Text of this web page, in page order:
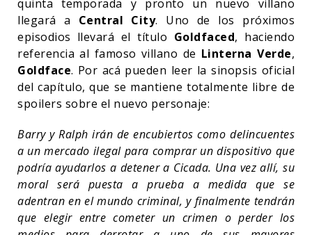
quinta temporada y pronto un nuevo villano
llegará a Central City. Uno de los próximos
episodios llevará el título Goldfaced, haciendo
referencia al famoso villano de Linterna Verde,
Goldface. Por acá pueden leer la sinopsis oficial
del capítulo, que se mantiene totalmente libre de
spoilers sobre el nuevo personaje:
Barry y Ralph irán de encubiertos como delincuentes
a un mercado ilegal para comprar un dispositivo que
podría ayudarlos a detener a Cicada. Una vez allí, su
moral será puesta a prueba a medida que se
adentran en el mundo criminal, y finalmente tendrán
que elegir entre cometer un crimen o perder los